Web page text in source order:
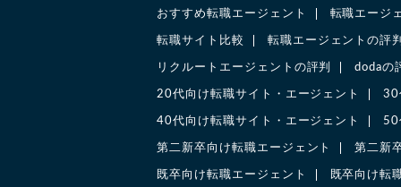
おすすめ転職エージェント 転職エージ
転職サイト比較 転職エージェントの評
リクルートエージェントの評判 dodaの
20代向け転職サイト・エージェント 30
40代向け転職サイト・エージェント 50
第二新卒向け転職エージェント 第二新
既卒向け転職エージェント 既卒向け転